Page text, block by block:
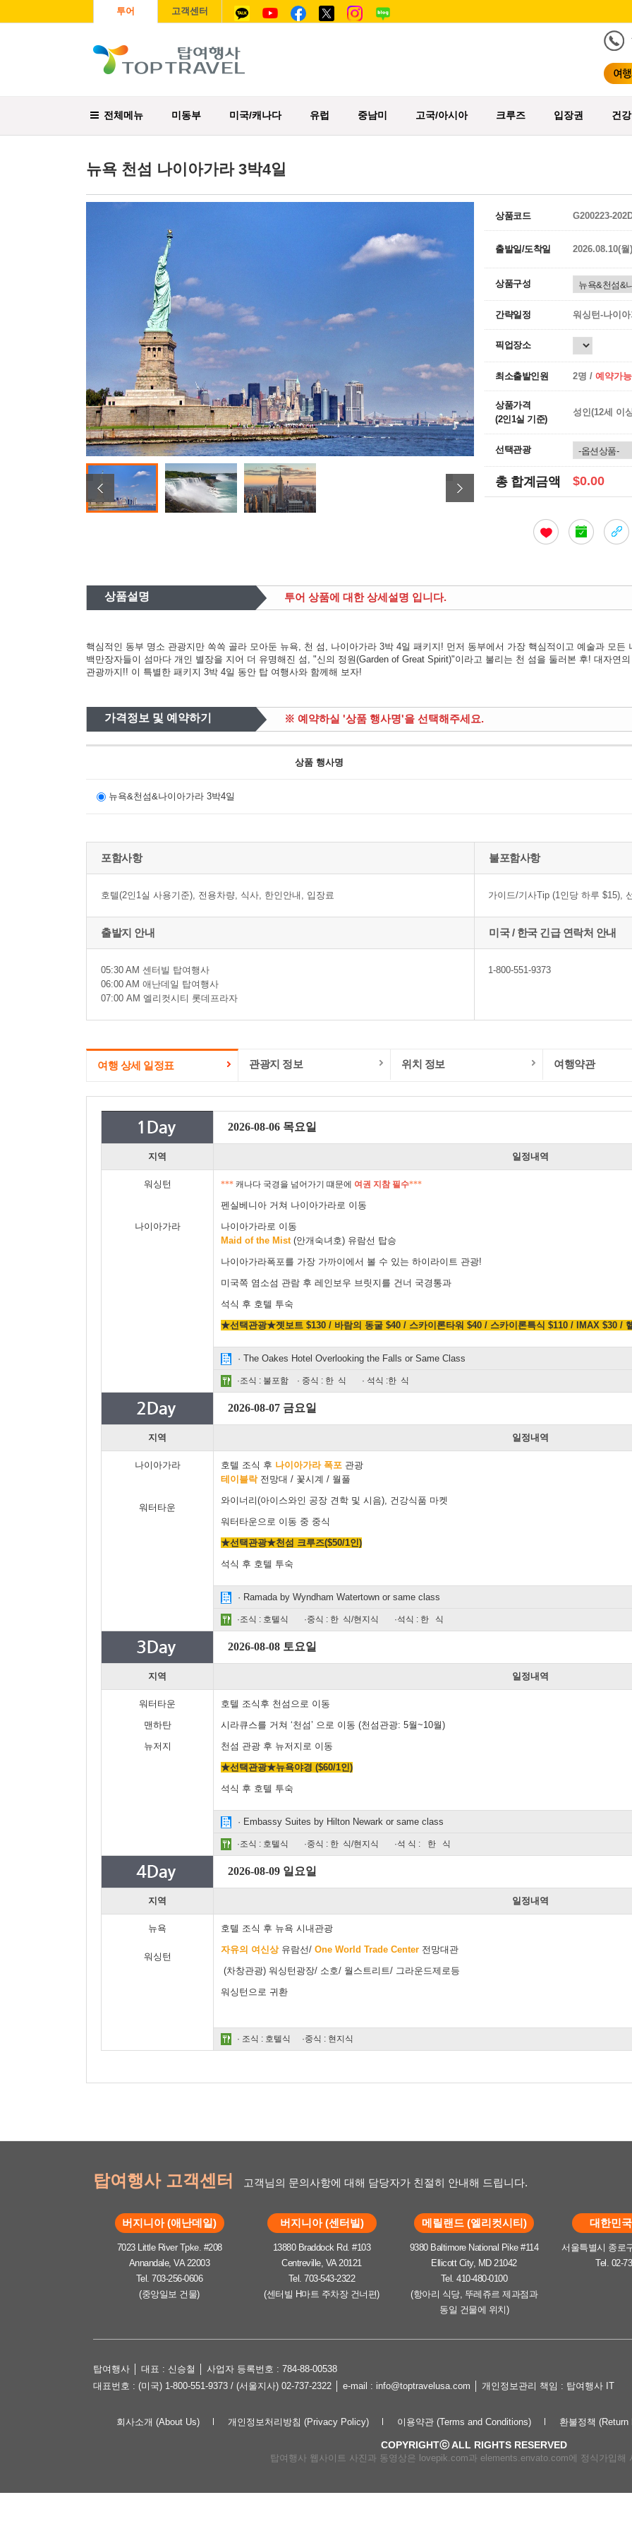
투어 고객센터
전체메뉴 미동부 미국/캐나다 유럽 중남미 고국/아시아 크루즈 입장권 건
뉴욕 천섬 나이아가라 3박4일
상품코드 G200223-
출발일/도착일 2026.08.10(
상품구성
간략일정 워싱턴-나이
픽업장소
최소출발인원 2명 / 예약가능
상품가격
(2인1실 기준)
성인(12세 이
선택관광
총 합계금액 $0.00
상품설명 투어 상품에 대한 상세설명 입니다.
핵심적인 동부 명소 관광지만 쏙쏙 골라 모아둔 뉴욕, 천 섬, 나이아가라 3박 4일 패키지! 먼저 동부에서 가장 핵심적이고 예술과 모든
백만장자들이 섬마다 개인 별장을 지어 더 유명해진 섬, "신의 정원(Garden of Great Spirit)"이라고 불리는 천 섬을 둘러본 후! 대자연
관광까지!! 이 특별한 패키지 3박 4일 동안 탑 여행사와 함께해 보자!
가격정보 및 예약하기 ※ 예약하실 '상품 행사명'을 선택해주세요.
상품 행사명
뉴욕&천섬&나이아가라 3박4일
포함사항
호텔(2인1실 사용기준), 전용차량, 식사, 한인안내, 입장료
불포함사항
가이드/기사Tip (1인당 하루 $15),
출발지 안내
05:30 AM 센터빌 탑여행사
06:00 AM 애난데일 탑여행사
07:00 AM 엘리컷시티 롯데프라자
미국 / 한국 긴급 연락처 안내
1-800-551-9373
여행 상세 일정표 관광지 정보 위치 정보 여행약관
2026-08-06 목요일
지역 일정내역
워싱턴
나이아가라
*** 캐나다 국경을 넘어가기 떄문에 여권 지참 필수***
펜실베니아 거쳐 나이아가라로 이동
나이아가라로 이동
Maid of the Mist(안개숙녀호) 유람선 탑승
나이아가라폭포를 가장 가까이에서 볼 수 있는 하이라이트 관광!
미국쪽 염소섬 관람 후 레인보우 브릿지를 건너 국경통과
석식 후 호텔 투숙
★선택관광★젯보트 $130 / 바람의 동굴 $40 / 스카이론타워 $40 / 스카이론특식 $110 / IMAX $30 /
· The Oakes Hotel Overlooking the Falls or Same Class
·조식 : 불포함 · 중식 : 한 식 · 석식 :한 식
2026-08-07 금요일
지역 일정내역
나이아가라
워터타운
호텔 조식 후 나이아가라 폭포 관광
테이블락 전망대 / 꽃시계 / 월풀
와이너리(아이스와인 공장 견학 및 시음), 건강식품 마켓
워터타운으로 이동 중 중식
★선택관광★천섬 크루즈($50/1인)
석식 후 호텔 투숙
· Ramada by Wyndham Watertown or same class
·조식 : 호텔식 ·중식 : 한 식/현지식 ·석식 : 한 식
2026-08-08 토요일
지역 일정내역
워터타운
맨하탄
뉴저지
호텔 조식후 천섬으로 이동
시라큐스를 거쳐 ‘천섬’ 으로 이동 (천섬관광: 5월~10월)
천섬 관광 후 뉴저지로 이동
★선택관광★뉴욕야경 ($60/1인)
석식 후 호텔 투숙
· Embassy Suites by Hilton Newark or same class
·조식 : 호텔식 ·중식 : 한 식/현지식 ·석 식 : 한 식
2026-08-09 일요일
지역 일정내역
뉴욕
워싱턴
호텔 조식 후 뉴욕 시내관광
자유의 여신상유람선/ One World Trade Center 전망대관
(차창관광) 워싱턴광장/ 소호/ 월스트리트/ 그라운드제로등
워싱턴으로 귀환
· 조식 : 호텔식 ·중식 : 현지식
탑여행사 고객센터 고객님의 문의사항에 대해 담당자가 친절히 안내해 드립니다.
버지니아 (애난데일)
7023 Little River Tpke. #208
Annandale, VA 22003
Tel. 703-256-0606
(중앙일보 건물)
버지니아 (센터빌)
13880 Braddock Rd. #103
Centreville, VA 20121
Tel. 703-543-2322
(센터빌 H마트 주차장 건너편)
메릴랜드 (엘리컷시티)
9380 Baltimore National Pike #114
Ellicott City, MD 21042
Tel. 410-480-0100
(항아리 식당, 뚜레쥬르 제과점과
동일 건물에 위치)
대한민
서울특별시 종로
Tel. 02-
탑여행사 │ 대표 : 신승철 │ 사업자 등록번호 : 784-88-00538
대표번호 : (미국) 1-800-551-9373 / (서울지사) 02-737-2322 │ e-mail : info@toptravelusa.com │ 개인정보관리 책임 : 탑여행사 IT
회사소개 (About Us) 개인정보처리방침 (Privacy Policy) 이용약관 (Terms and Conditions) 환불정책 (Return
COPYRIGHTⓒ ALL RIGHTS RESERVED
탑여행사 웹사이트 사진과 동영상은 lovepik.com과 elements.envato.com에 정식가입해